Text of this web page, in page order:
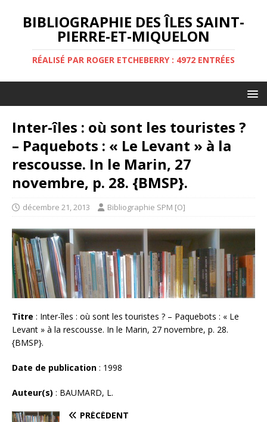
BIBLIOGRAPHIE DES ÎLES SAINT-
PIERRE-ET-MIQUELON
RÉALISÉ PAR ROGER ETCHEBERRY : 4972 ENTRÉES
Inter-îles : où sont les touristes ?
– Paquebots : « Le Levant » à la
rescousse. In le Marin, 27
novembre, p. 28. {BMSP}.
décembre 21, 2013 Bibliographie SPM [O]
Titre : Inter-îles : où sont les touristes ? – Paquebots : « Le
Levant » à la rescousse. In le Marin, 27 novembre, p. 28.
{BMSP}.
Date de publication : 1998
Auteur(s) : BAUMARD, L.
PRÉCÉDENT